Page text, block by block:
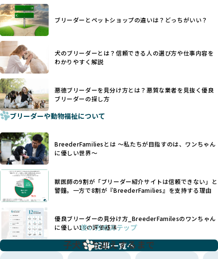
さらに、書類審査のみで掲載が許可されるサイトが多く、実
際の飼育環境やブリーダーの姿勢が見えにくい点も課題で
す。こうしたサイトでは、ブリーダーが記載する情報が主で
あり、実際の現場や日々のケアの状況がわからないため、営
利優先の「悪徳ブリーダー」が含まれるリスクが高まりま
す。
BreederFamiliesでは、ワンちゃんを大切にする「優良ブリ
ーダー」のみを紹介するために、法令を超えた独自の基準を
設け、ブリーダーの理念や飼育環境の厳格なチェックを行っ
ています。
一部の営利優先のブリーディングでは、母犬の出産負担を考
えずに大量繁殖が行われ、親犬が心身ともに疲弊するケース
が見られます。さらに、コストカットのために食事を減らし
たり、栄養のない食事を与える、適切な健康管理が行われな
いなど、ワンちゃんの健康と福祉が犠牲にされることも少な
くありません。
また、健康リスクが予測しづらいミックス犬の繁殖や、愛情
が行き届かない多頭飼育等も問題です。これらのブリーディ
ング手法は、ワンちゃんの福祉を無視し、利益のみを追求す
るブリーダーによるものが多く、消費者にとっても深刻な課
題となっています。
BreederFamiliesでは、こうしたワンちゃんに優しくないブ
リーディングをなくすため、すべてのワンちゃんを家族のよ
うに大切に飼育・繁殖を行っている「優良ブリーダー」のみ
ヨーロッパ諸国ではこうした処置が禁止されている一方で、
日本ではいまだ行われる場合があります。
優良ブリーダーは動物福祉を優先し、ワンちゃんの自然な姿
を大切にするため断尾・断耳を行いません。
一方、営利優先ブリーダーでは「見た目が良く売れやすい」
ことを理由に断尾や断耳を行うことがあり、中には麻酔なし
で処置するケースも見受けられます。
「耳やしっぽを切らない」詳細はこちら
犬種ごとに異なる健康リスクや育て方のポイントを理解し、
適切に対応するためには、深い知識と豊富な経験が欠かせま
せん。現在、犬種は200種類以上あり、それぞれに特有の健康
たとえば、パグは呼吸器系のトラブルを抱えやすく、ラブラ
ドール・レトリバーには股関節形成不全への注意が必要で
す。このような犬種ごとの違いを熟知し、適切なケアを提供
できるかどうかは、ブリーダーの専門性に大きく関わりま
す。
優良ブリーダーは、少数の犬種（一般的に3種以内）に絞って
繁殖を行い、各犬種の特徴を熟知しています。これにより、
犬種ごとの健康管理や繁殖において質の高いケアを提供する
ことが可能です。
一方、営利優先ブリーダーは流行や需要に応じて扱う犬種を
増やす傾向があり、犬種ごとに異なる健康問題や適切な育成
環境を十分に考慮しない場合があります。こうしたブリーダ
ブリーダーとペットショップの違いは？どっちがいい？
犬のブリーダーとは？信頼できる人の選び方や仕事内容を
わかりやすく解説
悪徳ブリーダーを見分け方とは？悪質な業者を見抜く優良
ブリーダーの探し方
ブリーダーや動物福祉について
BreederFamiliesとは 〜私たちが目指すのは、ワンちゃん
に優しい世界〜
獣医師の9割が「ブリーダー紹介サイトは信頼できない」と
警鐘。一方で8割が『BreederFamilies』を支持する理由
優良ブリーダーの見分け方_BreederFamilesのワンちゃん
に優しい18の評価基準
記事一覧へ
使い方のステップ
子犬をお迎えするまで